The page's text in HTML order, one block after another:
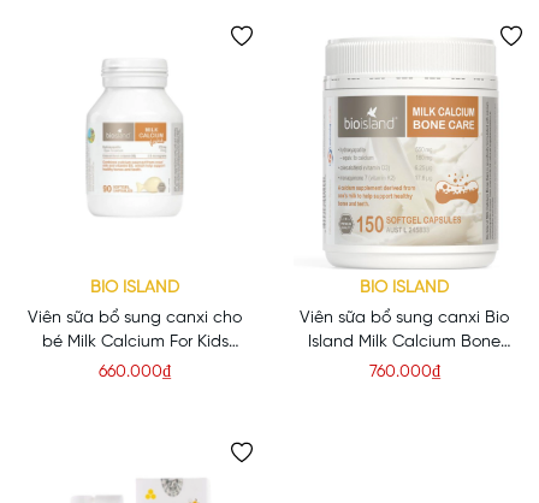
BIO ISLAND
Viên sữa bổ sung canxi cho
bé Milk Calcium For Kids
H/90v
660.000₫
BIO ISLAND
Viên sữa bổ sung canxi Bio
Island Milk Calcium Bone
Care 150 viên cho mẹ bầu
760.000₫